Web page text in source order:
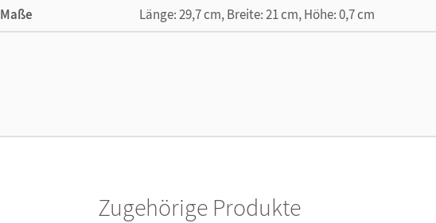
Maße
Länge: 29,7 cm, Breite: 21 cm, Höhe: 0,7 cm
Zugehörige Produkte